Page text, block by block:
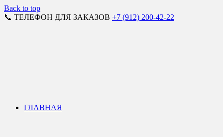
Back to top
📞 ТЕЛЕФОН ДЛЯ ЗАКАЗОВ +7 (912) 200-42-22
ГЛАВНАЯ